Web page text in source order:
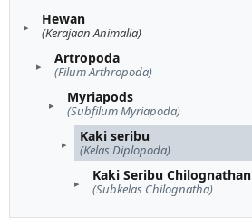
Hewan
(Kerajaan Animalia)
Artropoda
(Filum Arthropoda)
Myriapods
(Subfilum Myriapoda)
Kaki seribu
(Kelas Diplopoda)
Kaki Seribu Chilognathan
(Subkelas Chilognatha)